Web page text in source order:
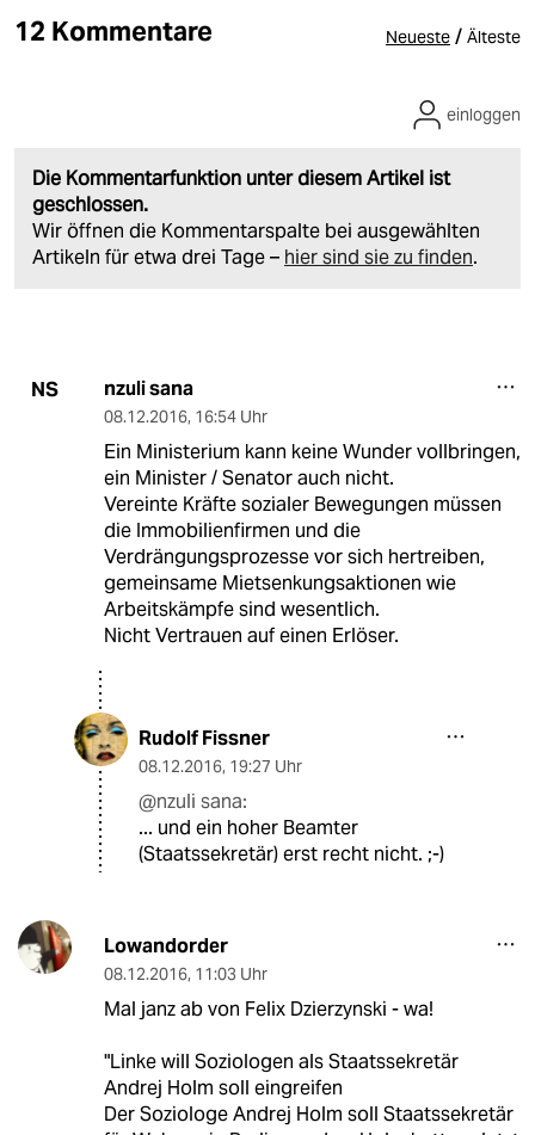
12 Kommentare Neueste / Älteste
Die Kommentarfunktion unter diesem Artikel ist
geschlossen.
Wir öffnen die Kommentarspalte bei ausgewählten
Artikeln für etwa drei Tage – hier sind sie zu finden.
einloggen
NS nzuli sana
08.12.2016, 16:54 Uhr
Ein Ministerium kann keine Wunder vollbringen,
ein Minister / Senator auch nicht.
Vereinte Kräfte sozialer Bewegungen müssen
die Immobilienfirmen und die
Verdrängungsprozesse vor sich hertreiben,
gemeinsame Mietsenkungsaktionen wie
Arbeitskämpfe sind wesentlich.
Nicht Vertrauen auf einen Erlöser.
Rudolf Fissner
08.12.2016, 19:27 Uhr
@nzuli sana:
... und ein hoher Beamter
(Staatssekretär) erst recht nicht. ;-)
Lowandorder
08.12.2016, 11:03 Uhr
Mal janz ab von Felix Dzierzynski - wa!
"Linke will Soziologen als Staatssekretär
Andrej Holm soll eingreifen
Der Soziologe Andrej Holm soll Staatssekretär